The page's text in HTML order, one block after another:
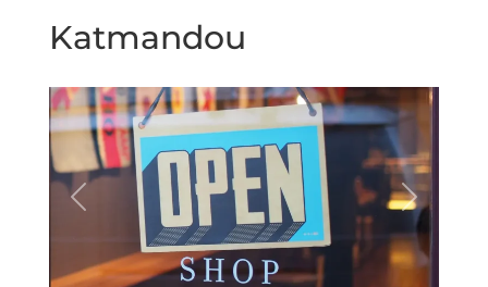
Katmandou
Précédente Prochaine